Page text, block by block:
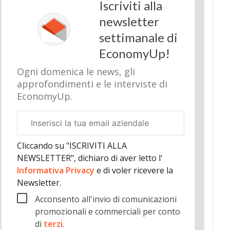
Iscriviti alla
newsletter
settimanale di
EconomyUp!
Ogni domenica le news, gli
approfondimenti e le interviste di
EconomyUp.
aziendale
Cliccando su "ISCRIVITI ALLA
NEWSLETTER", dichiaro di aver letto l'
Informativa Privacy e di voler ricevere la
Newsletter.
Acconsento all'invio di comunicazioni
promozionali e commerciali per conto
di terzi.